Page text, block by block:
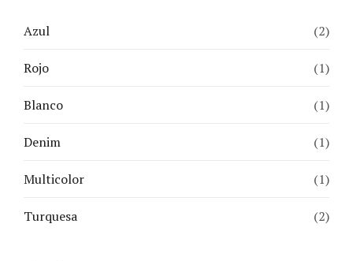
Azul (2)
Rojo (1)
Blanco (1)
Denim (1)
Multicolor (1)
Turquesa (2)